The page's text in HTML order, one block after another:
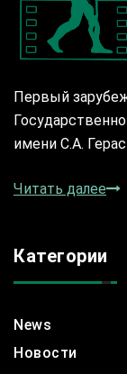
Первый
имени С.А.
Читать далее
Категории
News
Новости